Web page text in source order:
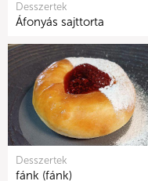
Desszertek
Áfonyás sajttorta
Desszertek
fánk (fánk)